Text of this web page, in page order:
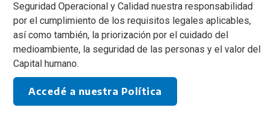
Seguridad Operacional y Calidad nuestra responsabilidad
por el cumplimiento de los requisitos legales aplicables,
así como también, la priorización por el cuidado del
medioambiente, la seguridad de las personas y el valor del
Capital humano.
Accedé a nuestra Política